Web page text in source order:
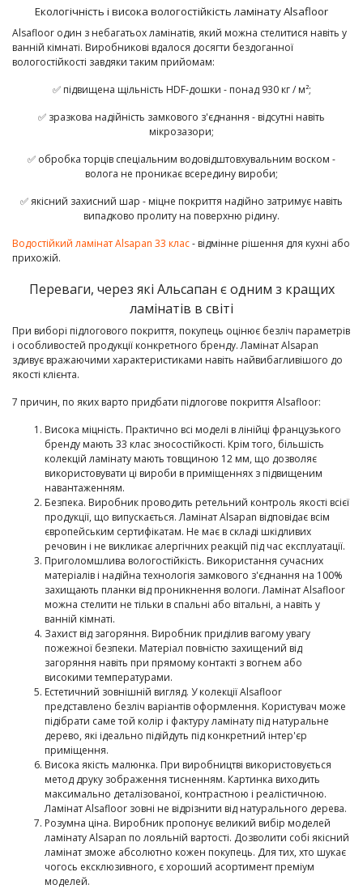
Екологічність і висока вологостійкість ламінату Alsafloor
Alsafloor один з небагатьох ламінатів, який можна стелитися навіть у
ванній кімнаті. Виробникові вдалося досягти бездоганної
вологостійкості завдяки таким прийомам:
✅ підвищена щільність HDF-дошки - понад 930 кг / м²;
✅ зразкова надійність замкового з'єднання - відсутні навіть
мікрозазори;
✅ обробка торців спеціальним водовідштовхувальним воском -
волога не проникає всередину вироби;
✅ якісний захисний шар - міцне покриття надійно затримує навіть
випадково пролиту на поверхню рідину.
Водостійкий ламінат Alsapan 33 клас- відмінне рішення для кухні або
прихожій.
Переваги, через які Альсапан є одним з кращих
ламінатів в світі
При виборі підлогового покриття, покупець оцінює безліч параметрів
і особливостей продукції конкретного бренду. Ламінат Alsapan
здивує вражаючими характеристиками навіть найвибагливішого до
якості клієнта.
7 причин, по яких варто придбати підлогове покриття Alsafloor:
Висока міцність. Практично всі моделі в лінійці французького
бренду мають 33 клас зносостійкості. Крім того, більшість
колекцій ламінату мають товщиною 12 мм, що дозволяє
використовувати ці вироби в приміщеннях з підвищеним
навантаженням.
Безпека. Виробник проводить ретельний контроль якості всієї
продукції, що випускається. Ламінат Alsapan відповідає всім
європейським сертифікатам. Не має в складі шкідливих
речовин і не викликає алергічних реакцій під час експлуатації.
Приголомшлива вологостійкість. Використання сучасних
матеріалів і надійна технологія замкового з'єднання на 100%
захищають планки від проникнення вологи. Ламінат Alsafloor
можна стелити не тільки в спальні або вітальні, а навіть у
ванній кімнаті.
Захист від загоряння. Виробник приділив вагому увагу
пожежної безпеки. Матеріал повністю захищений від
загоряння навіть при прямому контакті з вогнем або
високими температурами.
Естетичний зовнішній вигляд. У колекції Alsafloor
представлено безліч варіантів оформлення. Користувач може
підібрати саме той колір і фактуру ламінату під натуральне
дерево, які ідеально підійдуть під конкретний інтер'єр
приміщення.
Висока якість малюнка. При виробництві використовується
метод друку зображення тисненням. Картинка виходить
максимально деталізованої, контрастною і реалістичною.
Ламінат Alsafloor зовні не відрізнити від натурального дерева.
Розумна ціна. Виробник пропонує великий вибір моделей
ламінату Alsapan по лояльній вартості. Дозволити собі якісний
ламінат зможе абсолютно кожен покупець. Для тих, хто шукає
чогось ексклюзивного, є хороший асортимент преміум
моделей.